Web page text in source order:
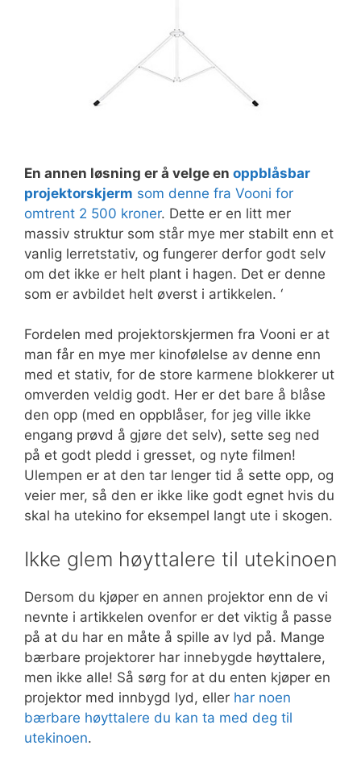
En annen løsning er å velge en oppblåsbar
projektorskjerm som denne fra Vooni for
omtrent 2 500 kroner. Dette er en litt mer
massiv struktur som står mye mer stabilt enn et
vanlig lerretstativ, og fungerer derfor godt selv
om det ikke er helt plant i hagen. Det er denne
som er avbildet helt øverst i artikkelen. ‘
Fordelen med projektorskjermen fra Vooni er at
man får en mye mer kinofølelse av denne enn
med et stativ, for de store karmene blokkerer ut
omverden veldig godt. Her er det bare å blåse
den opp (med en oppblåser, for jeg ville ikke
engang prøvd å gjøre det selv), sette seg ned
på et godt pledd i gresset, og nyte filmen!
Ulempen er at den tar lenger tid å sette opp, og
veier mer, så den er ikke like godt egnet hvis du
skal ha utekino for eksempel langt ute i skogen.
Ikke glem høyttalere til utekinoen
Dersom du kjøper en annen projektor enn de vi
nevnte i artikkelen ovenfor er det viktig å passe
på at du har en måte å spille av lyd på. Mange
bærbare projektorer har innebygde høyttalere,
men ikke alle! Så sørg for at du enten kjøper en
projektor med innbygd lyd, eller har noen
bærbare høyttalere du kan ta med deg til
utekinoen.